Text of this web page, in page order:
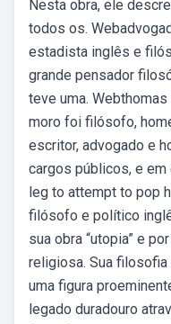
Nesta obra, ele
todos os.
estadista inglês e
grande pensador
teve uma.
moro foi filósofo,
escritor, advogado e
cargos públicos, e em
leg to attempt to pop
filósofo e político
sua obra “utopia” e
religiosa. Sua filosofia
uma figura
legado duradouro